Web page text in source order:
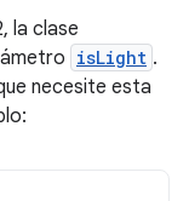
la clase
isLight .
necesite esta